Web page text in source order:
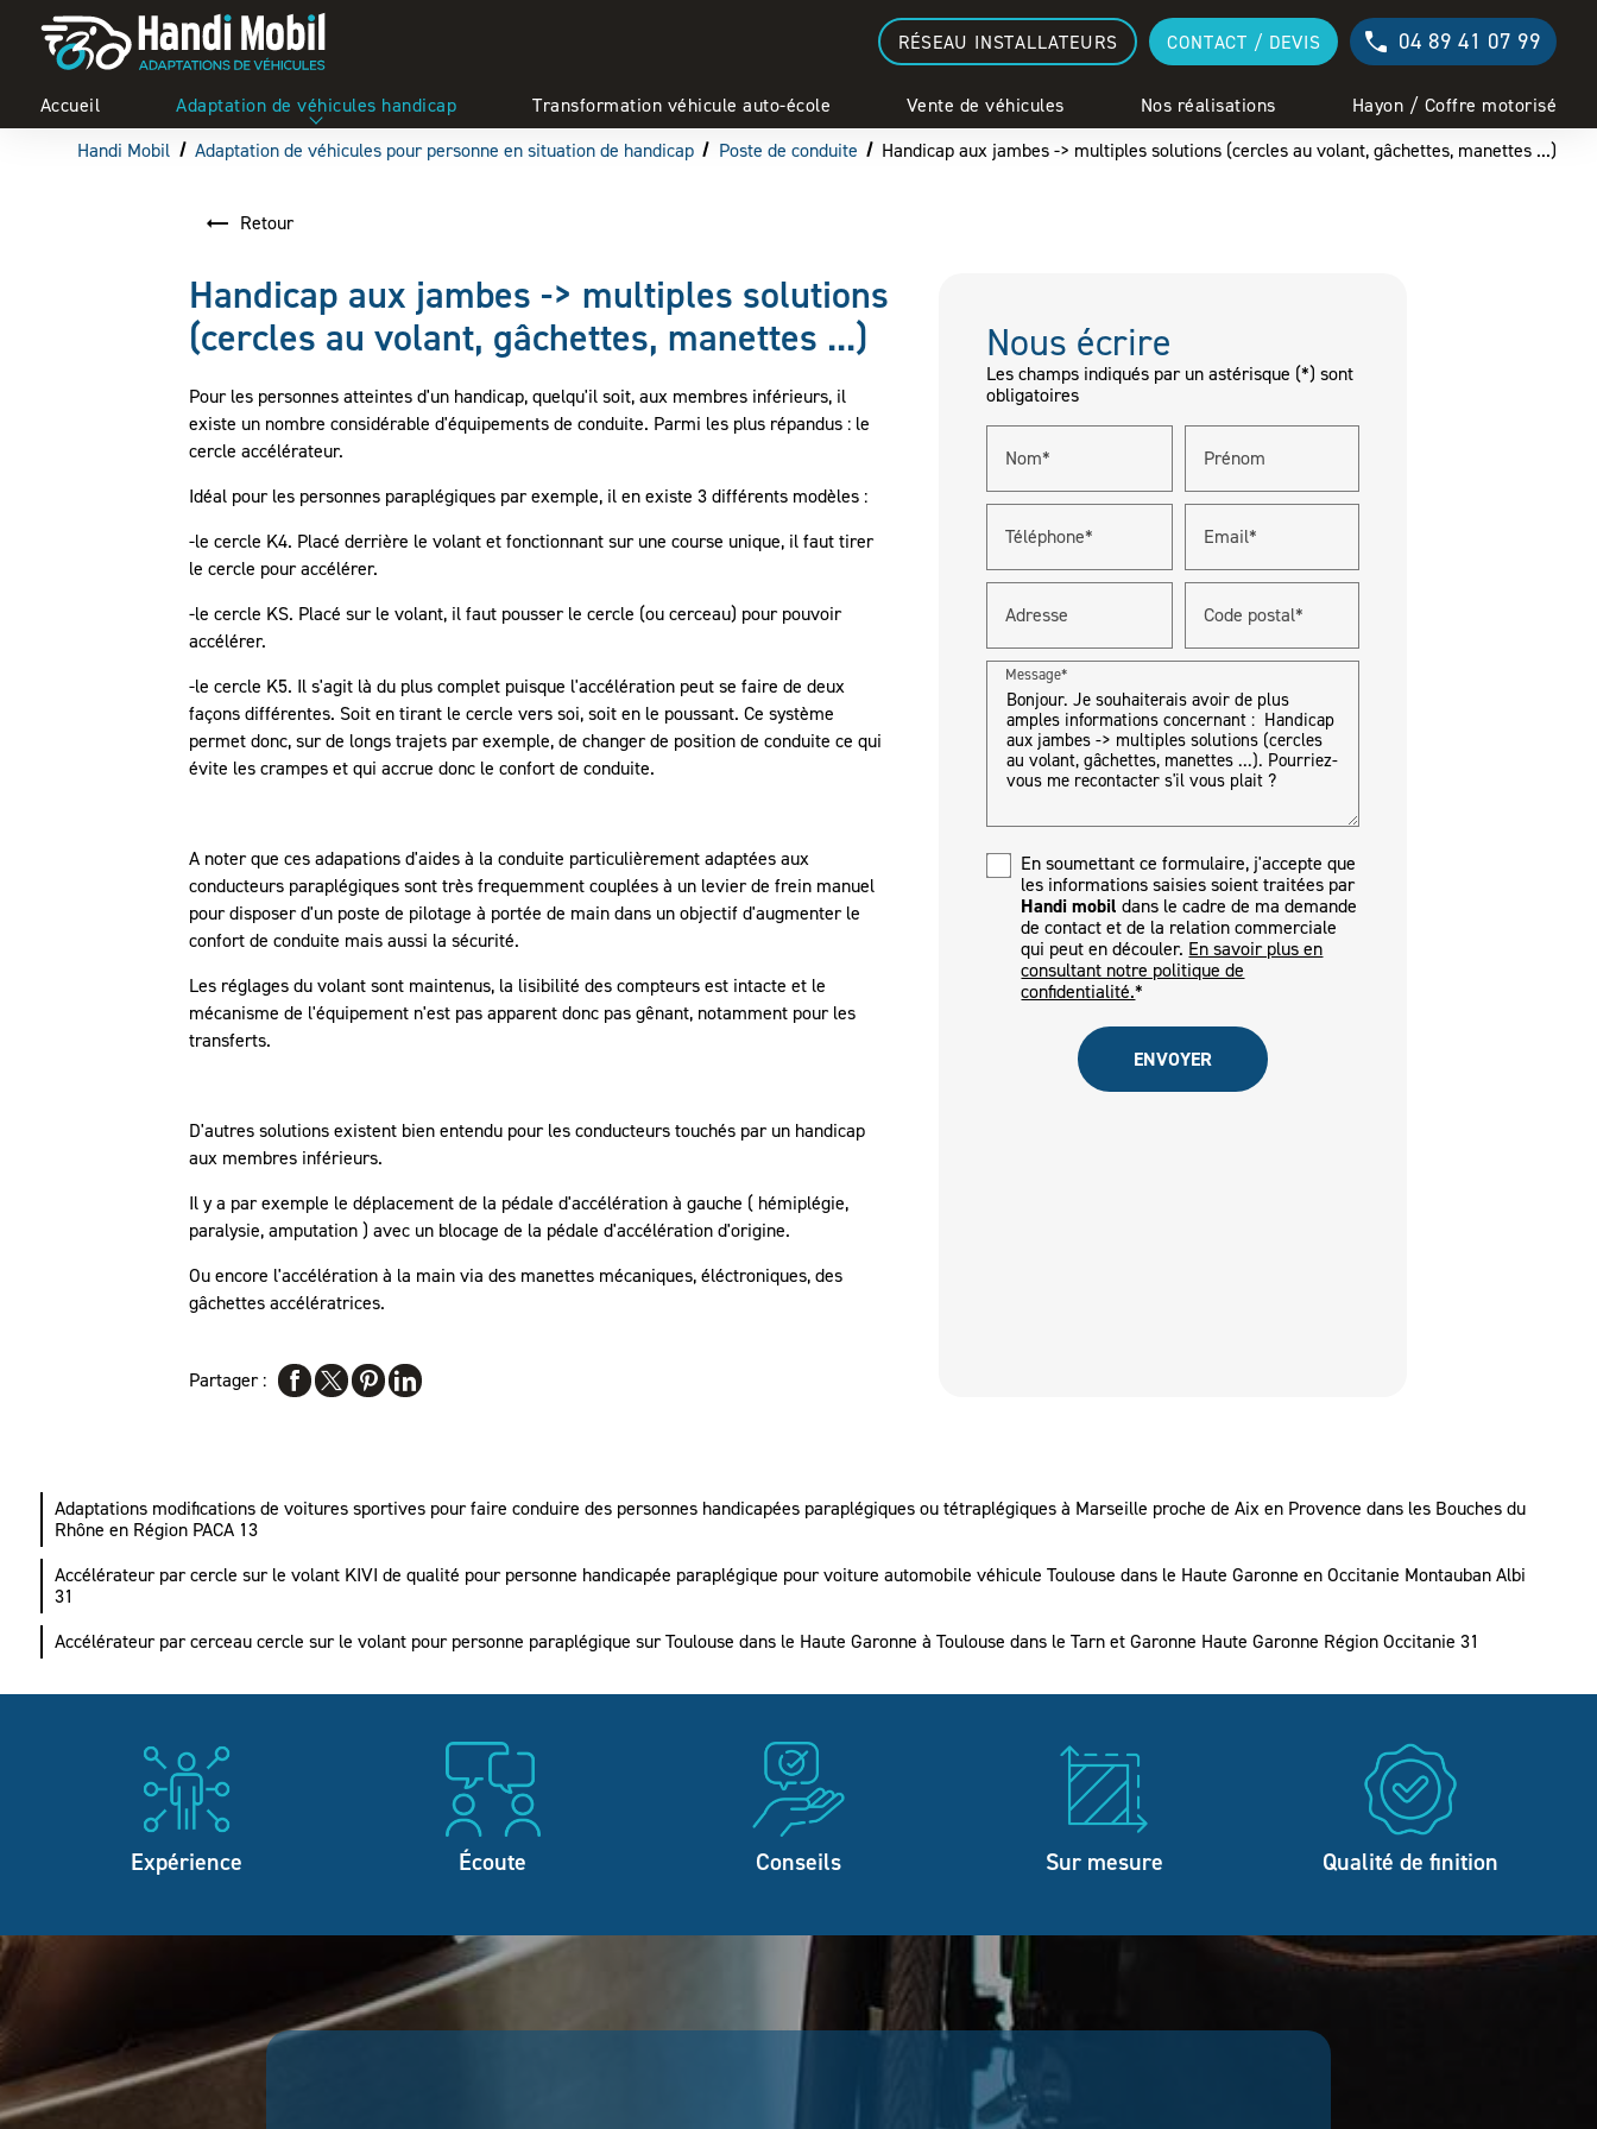
RÉSEAU INSTALLATEURS CONTACT / DEVIS 04 89 41 07 99
Accueil Adaptation de véhicules handicap Transformation véhicule auto-école Vente de véhicules Nos réalisations
Hayon / Coffre motorisé
Handi Mobil
Adaptation de véhicules pour personne en situation de handicap Poste de conduite Handicap aux jambes -> multiples solutions (cercles au volant, gâchettes, manettes ...)
Retour
Handicap aux jambes -> multiples solutions
(cercles au volant, gâchettes, manettes ...)
Pour les personnes atteintes d'un handicap, quelqu'il soit, aux membres inférieurs, il
existe un nombre considérable d'équipements de conduite. Parmi les plus répandus : le
cercle accélérateur.
Idéal pour les personnes paraplégiques par exemple, il en existe 3 différents modèles :
-le cercle K4. Placé derrière le volant et fonctionnant sur une course unique, il faut tirer
le cercle pour accélérer.
-le cercle KS. Placé sur le volant, il faut pousser le cercle (ou cerceau) pour pouvoir
accélérer.
-le cercle K5. Il s'agit là du plus complet puisque l'accélération peut se faire de deux
façons différentes. Soit en tirant le cercle vers soi, soit en le poussant. Ce système
permet donc, sur de longs trajets par exemple, de changer de position de conduite ce qui
évite les crampes et qui accrue donc le confort de conduite.
A noter que ces adapations d'aides à la conduite particulièrement adaptées aux
conducteurs paraplégiques sont très frequemment couplées à un levier de frein manuel
pour disposer d'un poste de pilotage à portée de main dans un objectif d'augmenter le
confort de conduite mais aussi la sécurité.
Les réglages du volant sont maintenus, la lisibilité des compteurs est intacte et le
mécanisme de l'équipement n'est pas apparent donc pas gênant, notamment pour les
transferts.
D'autres solutions existent bien entendu pour les conducteurs touchés par un handicap
aux membres inférieurs.
Il y a par exemple le déplacement de la pédale d'accélération à gauche ( hémiplégie,
paralysie, amputation ) avec un blocage de la pédale d'accélération d'origine.
Ou encore l'accélération à la main via des manettes mécaniques, éléctroniques, des
gâchettes accélératrices.
Partager :
Nous écrire
Les champs indiqués par un astérisque (*) sont
obligatoires
Nom* Prénom
Téléphone* Email*
Adresse Code postal*
Message*
En soumettant ce formulaire, j'accepte que
les informations saisies soient traitées par
Handi mobil dans le cadre de ma demande
de contact et de la relation commerciale
qui peut en découler. En savoir plus en
consultant notre politique de
confidentialité.*
Adaptations modifications de voitures sportives pour faire conduire des personnes handicapées paraplégiques ou tétraplégiques à Marseille proche de Aix en Provence dans les Bouches du
Rhône en Région PACA 13
Accélérateur par cercle sur le volant KIVI de qualité pour personne handicapée paraplégique pour voiture automobile véhicule Toulouse dans le Haute Garonne en Occitanie Montauban Albi
31
Accélérateur par cerceau cercle sur le volant pour personne paraplégique sur Toulouse dans le Haute Garonne à Toulouse dans le Tarn et Garonne Haute Garonne Région Occitanie 31
Expérience Écoute Conseils Sur mesure Qualité de finition
Panneau de gestion des cookies